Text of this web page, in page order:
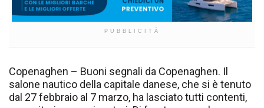
PUBBLICITÀ
Copenaghen – Buoni segnali da Copenaghen. Il
salone nautico della capitale danese, che si è tenuto
dal 27 febbraio al 7 marzo, ha lasciato tutti contenti,